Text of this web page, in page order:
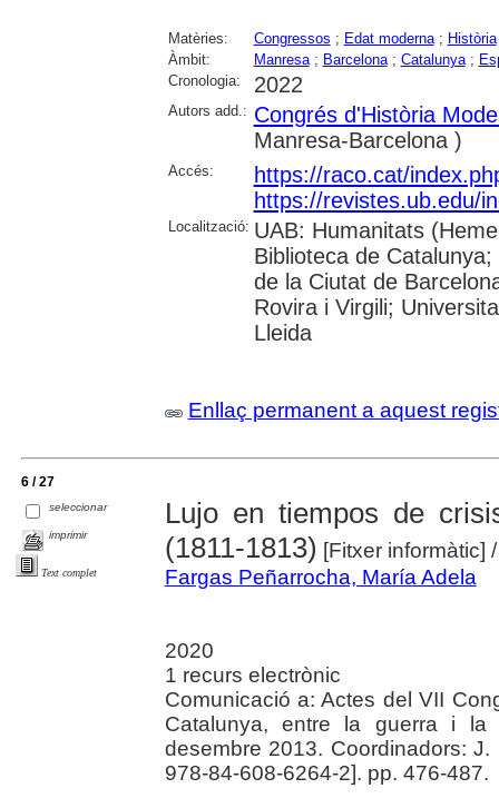
Matèries: Congressos ; Edat moderna; Història
Àmbit:
Manresa; Barcelona; Catalunya;
Cronologia:
2022
Autors add.: Congrés d'Història
Manresa-Barcelona )
Accés:
https://raco.cat/
https://revistes.ub.edu/
Localització: UAB: Humanitats
Biblioteca de
de la Ciutat de
Rovira i Virgili;
Lleida
Enllaç permanent a aquest
6 / 27
seleccionar
imprimir
Text complet
Lujo en tiempos de
(1811-1813) [Fitxer informàtic]
Fargas Peñarrocha, María Adela
2020
1 recurs electrònic
Comunicació a: Actes del VII
Catalunya, entre la guerra i la
desembre 2013. Coordinadors:
978-84-608-6264-2]. pp. 476-487.